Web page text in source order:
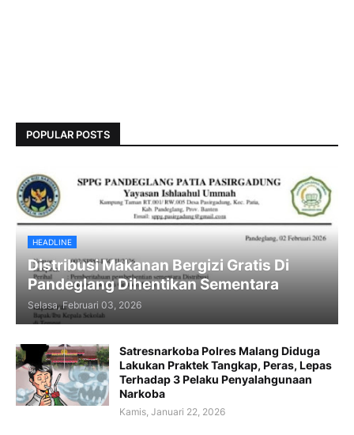
POPULAR POSTS
HEADLINE
Distribusi Makanan Bergizi Gratis Di
Pandeglang Dihentikan Sementara
Selasa, Februari 03, 2026
Satresnarkoba Polres Malang Diduga
Lakukan Praktek Tangkap, Peras, Lepas
Terhadap 3 Pelaku Penyalahgunaan
Narkoba
Kamis, Januari 22, 2026